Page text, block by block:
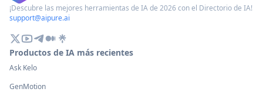
YouTube y LinkedIn, con plantillas de
mensajes personalizadas y una
integración perfecta.
¡Descubre las mejores herramientas de IA de 2026 con el Directorio de IA!
support@aipure.ai
Productos de IA más recientes
Ask Kelo
GenMotion